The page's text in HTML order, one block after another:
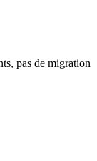
pas de migration